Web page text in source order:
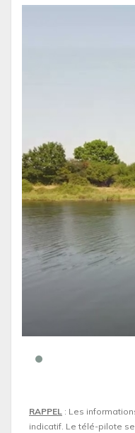
RAPPEL : Les
indicatif. Le télé-pilote